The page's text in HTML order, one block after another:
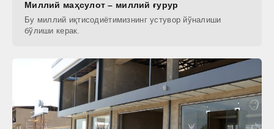
Миллий маҳсулот – миллий ғурур
Бу миллий иқтисодиётимизнинг устувор йўналиши
бўлиши керак.